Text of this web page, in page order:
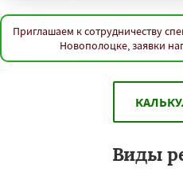
Приглашаем к сотрудничеству
Новополоцке, заявки
Виды